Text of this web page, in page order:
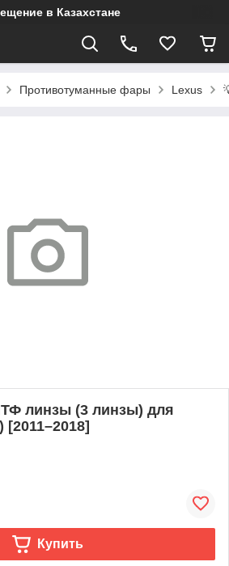
в Казахстане
Противотуманные фары Lexus
линзы (3 линзы) для
[2011–2018]
Купить